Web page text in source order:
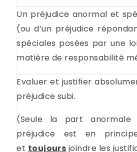
Un préjudice anormal et
(ou d’un préjudice
spéciales posées par une
matière de responsabilité
Evaluer et justifier
préjudice subi.
(Seule la part
préjudice est en
et toujours joindre les